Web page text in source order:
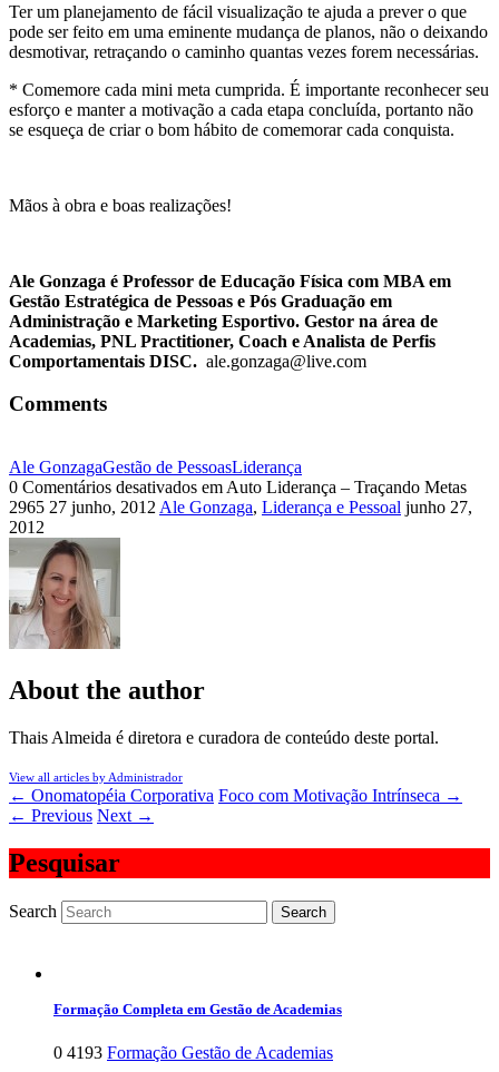
Ter um planejamento de fácil visualização te ajuda a prever o que
pode ser feito em uma eminente mudança de planos, não o deixando
desmotivar, retraçando o caminho quantas vezes forem necessárias.
* Comemore cada mini meta cumprida. É importante reconhecer seu
esforço e manter a motivação a cada etapa concluída, portanto não
se esqueça de criar o bom hábito de comemorar cada conquista.
Mãos à obra e boas realizações!
Ale Gonzaga é Professor de Educação Física com MBA em
Gestão Estratégica de Pessoas e Pós Graduação em
Administração e Marketing Esportivo. Gestor na área de
Academias, PNL Practitioner, Coach e Analista de Perfis
Comportamentais DISC. ale.gonzaga@live.com
Comments
Ale GonzagaGestão de PessoasLiderança
0 Comentários desativados em Auto Liderança – Traçando Metas
2965 27 junho, 2012 Ale Gonzaga, Liderança e Pessoal junho 27,
2012
About the author
Thais Almeida é diretora e curadora de conteúdo deste portal.
View all articles by Administrador
← Onomatopéia Corporativa Foco com Motivação Intrínseca →
← Previous Next →
Pesquisar
Search
Formação Completa em Gestão de Academias
0 4193 Formação Gestão de Academias